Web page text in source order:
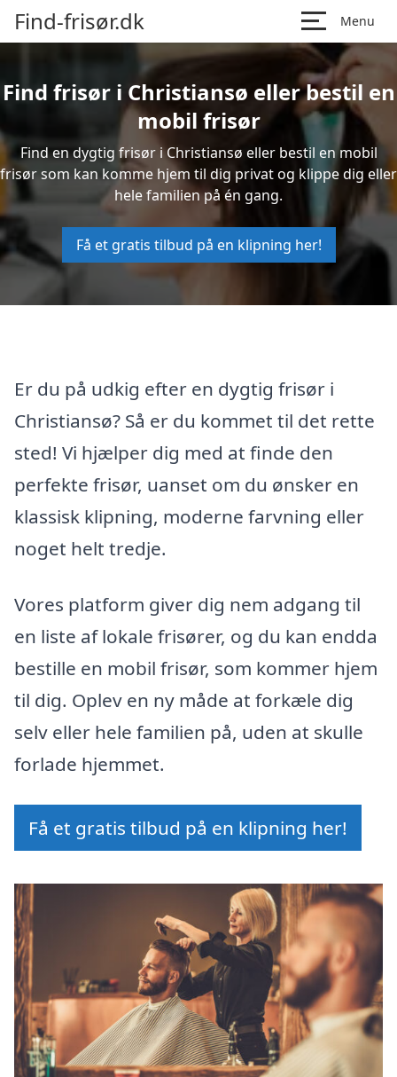
Find-frisør.dk Menu
Find frisør i Christiansø eller bestil en
mobil frisør
Find en dygtig frisør i Christiansø eller bestil en mobil
frisør som kan komme hjem til dig privat og klippe dig eller
hele familien på én gang.
Få et gratis tilbud på en klipning her!
Er du på udkig efter en dygtig frisør i
Christiansø? Så er du kommet til det rette
sted! Vi hjælper dig med at finde den
perfekte frisør, uanset om du ønsker en
klassisk klipning, moderne farvning eller
noget helt tredje.
Vores platform giver dig nem adgang til
en liste af lokale frisører, og du kan endda
bestille en mobil frisør, som kommer hjem
til dig. Oplev en ny måde at forkæle dig
selv eller hele familien på, uden at skulle
forlade hjemmet.
Få et gratis tilbud på en klipning her!